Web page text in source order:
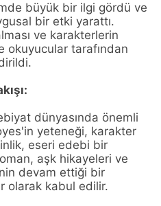
büyük bir ilgi gördü ve
bir etki yarattı.
ve karakterlerin
okuyucular tarafından
dünyasında önemli
yeteneği, karakter
eseri edebi bir
aşk hikayeleri ve
devam ettiği bir
olarak kabul edilir.